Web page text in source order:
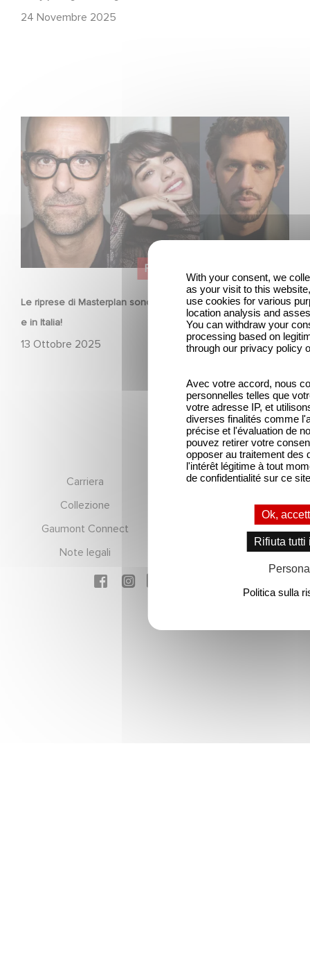
24 Novembre 2025
FILM
Le riprese di Masterplan sono ufficialmente iniziate in Francia
e in Italia!
13 Ottobre 2025
Le riprese di Masterplan sono ufficialmente iniziate in
Carriera
Chi siamo?
Collezione
Gaumont Connect
Gruppo dirigente
Note legali
Social icons
With your consent, we
as your visit to this
use cookies for various
location analysis and
You can withdraw your
processing based on
through our privacy policy
Avec votre accord, nous
personnelles telles que
votre adresse IP, et
diverses finalités comme
précise et l'évaluation de
pouvez retirer votre
opposer au traitement des
l'intérêt légitime à tout
de confidentialité sur ce
Ok,
Rifiuta tutti
Politica sulla